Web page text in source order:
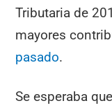
Tributaria de
mayores
pasado.
Se esperaba